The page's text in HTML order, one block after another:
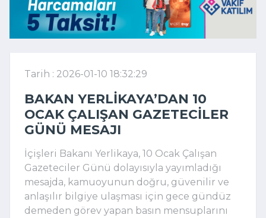
Tarih : 2026-01-10 18:32:29
BAKAN YERLIKAYA’DAN 10
OCAK ÇALIŞAN GAZETECILER
GÜNÜ MESAJI
İçişleri Bakanı Yerlikaya, 10 Ocak Çalışan
Gazeteciler Günü dolayısıyla yayımladığı
mesajda, kamuoyunun doğru, güvenilir ve
anlaşılır bilgiye ulaşması için gece gündüz
demeden görev yapan basın mensuplarını